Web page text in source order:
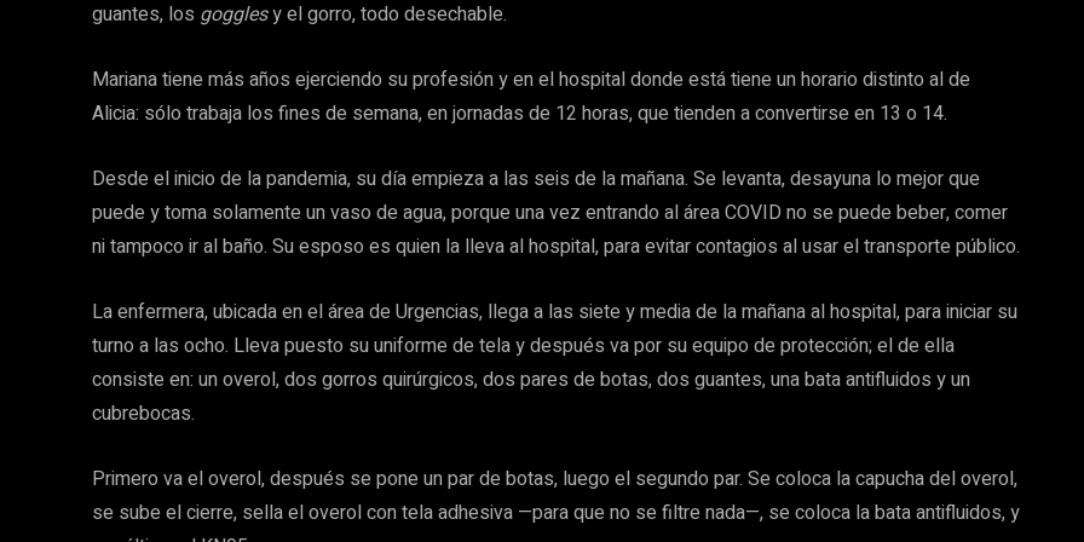
guantes, los gogglesy el gorro, todo desechable.
Mariana tiene más años ejerciendo su profesión y en el hospital donde está tiene un horario distinto al de
Alicia: sólo trabaja los fines de semana, en jornadas de 12 horas, que tienden a convertirse en 13 o 14.
Desde el inicio de la pandemia, su día empieza a las seis de la mañana. Se levanta, desayuna lo mejor que
puede y toma solamente un vaso de agua, porque una vez entrando al área COVID no se puede beber, comer
ni tampoco ir al baño. Su esposo es quien la lleva al hospital, para evitar contagios al usar el transporte público.
La enfermera, ubicada en el área de Urgencias, llega a las siete y media de la mañana al hospital, para iniciar su
turno a las ocho. Lleva puesto su uniforme de tela y después va por su equipo de protección; el de ella
consiste en: un overol, dos gorros quirúrgicos, dos pares de botas, dos guantes, una bata antifluidos y un
cubrebocas.
Primero va el overol, después se pone un par de botas, luego el segundo par. Se coloca la capucha del overol,
se sube el cierre, sella el overol con tela adhesiva —para que no se filtre nada—, se coloca la bata antifluidos, y